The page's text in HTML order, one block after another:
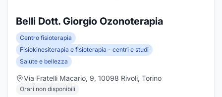
Belli Dott. Giorgio Ozonoterapia
Centro fisioterapia
Fisiokinesiterapia e fisioterapia - centri e studi
Salute e bellezza
Via Fratelli Macario, 9, 10098 Rivoli, Torino
Orari non disponibili